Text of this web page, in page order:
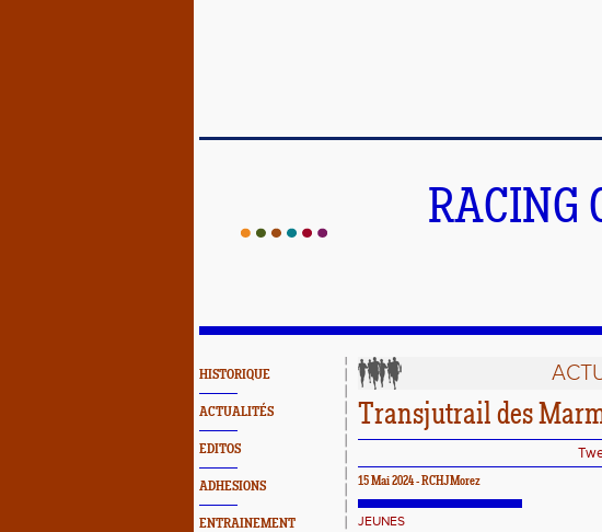
RACING
HISTORIQUE
ACTUALITÉS
EDITOS
ADHESIONS
ENTRAINEMENT
Transjutrail des
15 Mai 2024 - RCHJMorez
JEUNES